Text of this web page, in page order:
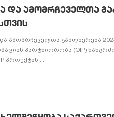
და ამომრჩეველთა
ამომრჩეველთა გაძლიერება
პარტნიორობა (OIP)
პროექტის ...